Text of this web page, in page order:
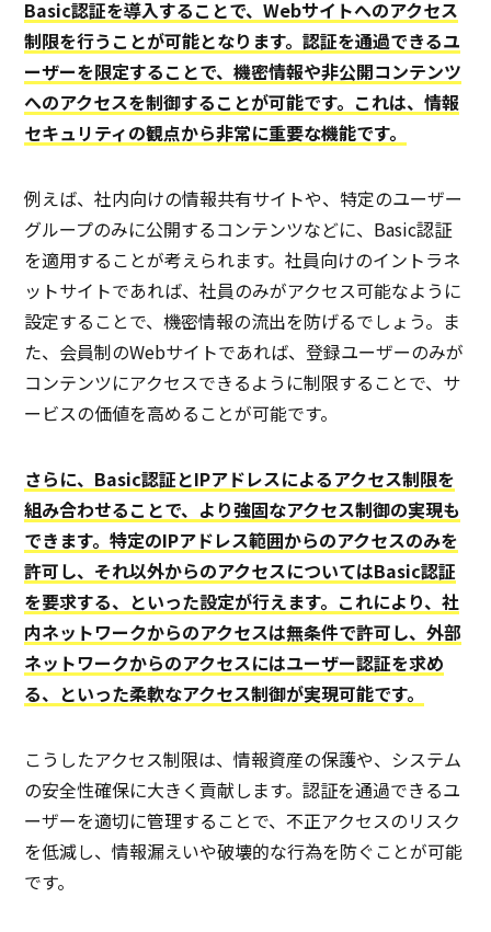
Basic認証を導入することで、Webサイトへのアクセス
制限を行うことが可能となります。認証を通過できるユ
ーザーを限定することで、機密情報や非公開コンテンツ
へのアクセスを制御することが可能です。これは、情報
セキュリティの観点から非常に重要な機能です。
例えば、社内向けの情報共有サイトや、特定のユーザー
グループのみに公開するコンテンツなどに、Basic認証
を適用することが考えられます。社員向けのイントラネ
ットサイトであれば、社員のみがアクセス可能なように
設定することで、機密情報の流出を防げるでしょう。ま
た、会員制のWebサイトであれば、登録ユーザーのみが
コンテンツにアクセスできるように制限することで、サ
ービスの価値を高めることが可能です。
さらに、Basic認証とIPアドレスによるアクセス制限を
組み合わせることで、より強固なアクセス制御の実現も
できます。特定のIPアドレス範囲からのアクセスのみを
許可し、それ以外からのアクセスについてはBasic認証
を要求する、といった設定が行えます。これにより、社
内ネットワークからのアクセスは無条件で許可し、外部
ネットワークからのアクセスにはユーザー認証を求め
る、といった柔軟なアクセス制御が実現可能です。
こうしたアクセス制限は、情報資産の保護や、システム
の安全性確保に大きく貢献します。認証を通過できるユ
ーザーを適切に管理することで、不正アクセスのリスク
を低減し、情報漏えいや破壊的な行為を防ぐことが可能
です。